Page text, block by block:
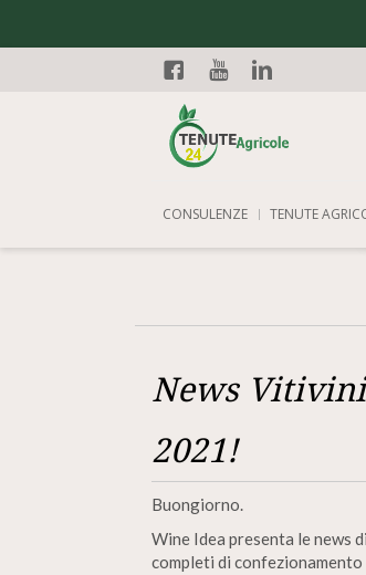
Facebook
CONSULENZE TENUTE
News
2021!
Buongiorno.
Wine Idea presenta le news
completi di